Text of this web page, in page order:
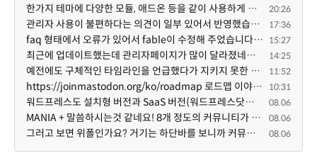
한가지 테마에 다양한 모듈, 애드온 등을 같이 사용하게 되면 의외로 어려운게 일관성이 있는 디자인의 유지... 20:26
관리자 사용이 불편하다는 의견이 일부 있어서 반영했습니다 ㅎㅎ 8.4이상도 지원될 수 있도록 10.5.2 혹은 ... 17:36
faq 형태에서 오류가 있어서 fable이 수정해 주었습니다. 참고하세요. 증상 FAQ형 목록에서 항목을 펼치면 ... 15:27
최근에 업데이트했는데 관리자페이지가 많이 달라졌네요 여기서 모듈 설치하려고 하니 php 8.4.14버전이라 8... 14:25
예전에도 구체적인 타임라인을 언급했다가 지키지 못한 것에 죄송한 마음이 있다 보니 (코어 개발/운영 자체... 11:52
https://joinmastodon.org/ko/roadmap 로드맵 이야기가 나온김에 적자면 공홈에 대략적인 로드맵이 공개되어... 10:31
워드프레스도 설치형 버전과 SaaS 버전(워드프레스닷컴)은 다른 점이 많습니다. SaaS로 제공한다면 GPL 라이... 08.06
MANIA + 말씀하시는것 같네요! 8개 정도의 커뮤니티가 저 MANIA+ 기반으로 구축된거로 알고 있습니다. SaaS ... 08.06
그러고 보면 위폴인가요? 거기는 하단바를 보니까 커뮤니티 빌딩 SaaS 솔루션을 사용하고 있는거 같더라고요... 08.06